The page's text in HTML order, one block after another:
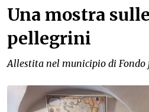
Una mostra
pellegrini
Allestita nel municipio di